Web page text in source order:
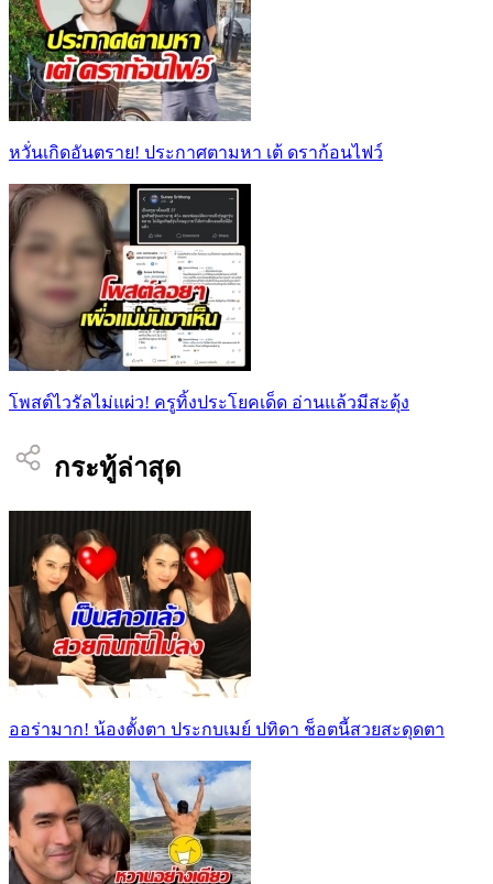
หวั่นเกิดอันตราย! ประกาศตามหา เต้ ดราก้อนไฟว์
โพสต์ไวรัลไม่แผ่ว! ครูทิ้งประโยคเด็ด อ่านแล้วมีสะดุ้ง
กระทู้ล่าสุด
ออร่ามาก! น้องตั้งตา ประกบเมย์ ปทิดา ช็อตนี้สวยสะดุดตา